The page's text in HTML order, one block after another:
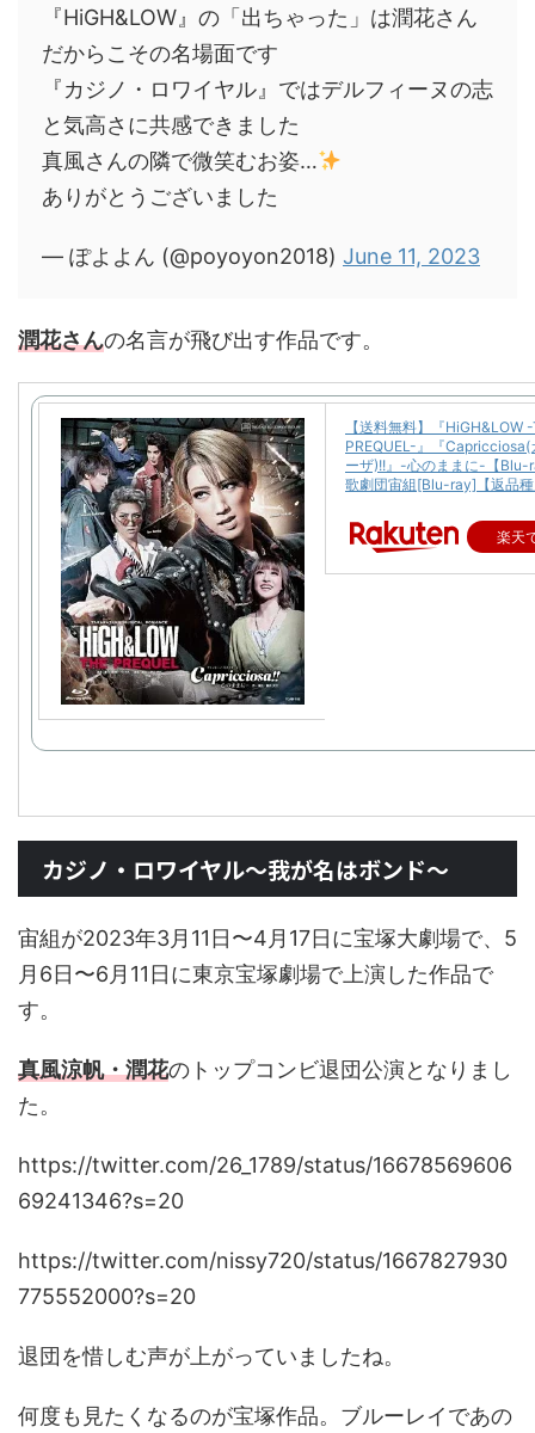
『HiGH&LOW』の「出ちゃった」は潤花さん
だからこその名場面です
『カジノ・ロワイヤル』ではデルフィーヌの志
と気高さに共感できました
真風さんの隣で微笑むお姿…
ありがとうございました
— ぽよよん (@poyoyon2018) June 11, 2023
潤花さんの名言が飛び出す作品です。
【送料無料】『HiGH&LOW
PREQUEL-』『Capricciosa(
ーザ)!!』-心のままに-【Blu-
歌劇団宙組[Blu-ray]【返品
楽天
カジノ・ロワイヤル〜我が名はボンド〜
宙組が2023年3月11日〜4月17日に宝塚大劇場で、5
月6日〜6月11日に東京宝塚劇場で上演した作品で
す。
真風涼帆・潤花のトップコンビ退団公演となりまし
た。
https://twitter.com/26_1789/status/16678569606
69241346?s=20
https://twitter.com/nissy720/status/1667827930
775552000?s=20
退団を惜しむ声が上がっていましたね。
何度も見たくなるのが宝塚作品。ブルーレイであの